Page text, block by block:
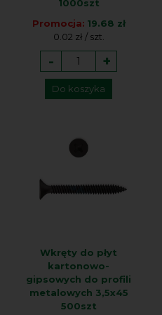
1000szt
Promocja: 19.68 zł
0.02 zł / szt.
- +
Do koszyka
Wkręty do płyt
kartonowo-
gipsowych do profili
metalowych 3,5x45
500szt